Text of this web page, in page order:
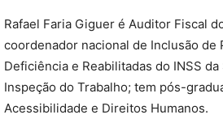
Rafael Faria Giguer é Auditor Fiscal
coordenador nacional de Inclusão de
Deficiência e Reabilitadas do INSS
Inspeção do Trabalho; tem pós-
Acessibilidade e Direitos Humanos.